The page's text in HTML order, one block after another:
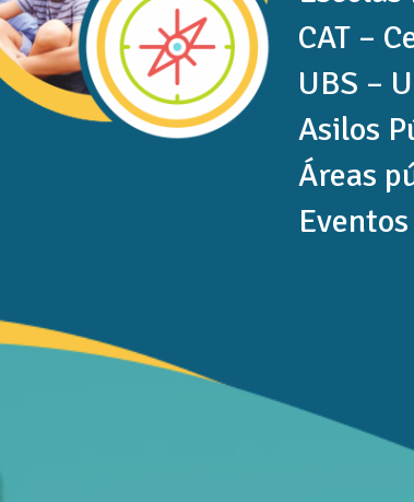
CAT –
UBS –
Asilos
Áreas